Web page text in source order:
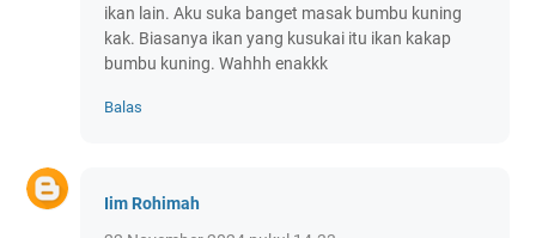
ikan lain. Aku suka banget masak bumbu kuning
kak. Biasanya ikan yang kusukai itu ikan kakap
bumbu kuning. Wahhh enakkk
Balas
Iim Rohimah